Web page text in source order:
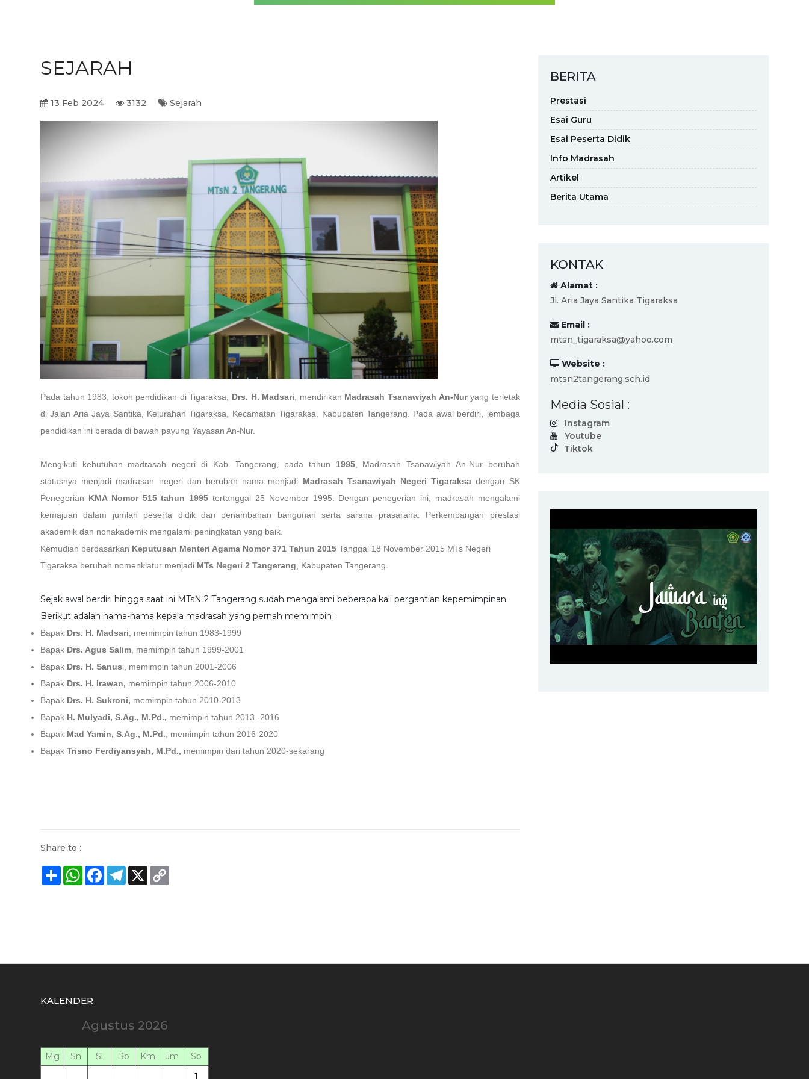
SEJARAH
13 Feb 2024 3132 Sejarah
Pada tahun 1983, tokoh pendidikan di Tigaraksa, Drs. H. Madsari , mendirikan Madrasah Tsanawiyah An-Nuryang terletak
di Jalan Aria Jaya Santika, Kelurahan Tigaraksa, Kecamatan Tigaraksa, Kabupaten Tangerang. Pada awal berdiri, lembaga
pendidikan ini berada di bawah payung Yayasan An-Nur.
Mengikuti kebutuhan madrasah negeri di Kab. Tangerang, pada tahun 1995, Madrasah Tsanawiyah An-Nur berubah
statusnya menjadi madrasah negeri dan berubah nama menjadi Madrasah Tsanawiyah Negeri Tigaraksa dengan SK
Penegerian KMA Nomor 515 tahun 1995 tertanggal 25 November 1995. Dengan penegerian ini, madrasah mengalami
kemajuan dalam jumlah peserta didik dan penambahan bangunan serta sarana prasarana. Perkembangan prestasi
akademik dan nonakademik mengalami peningkatan yang baik.
Kemudian berdasarkan Keputusan Menteri Agama Nomor 371 Tahun 2015 Tanggal 18 November 2015 MTs Negeri
Tigaraksa berubah nomenklatur menjadi MTs Negeri 2 Tangerang , Kabupaten Tangerang.
Sejak awal berdiri hingga saat ini MTsN 2 Tangerang sudah mengalami beberapa kali pergantian kepemimpinan.
Berikut adalah nama-nama kepala madrasah yang pernah memimpin :
Bapak Drs. H. Madsari , memimpin tahun 1983-1999
Bapak Drs. Agus Salim , memimpin tahun 1999-2001
Bapak Drs. H. Sanusi, memimpin tahun 2001-2006
Bapak Drs. H. Irawan, memimpin tahun 2006-2010
Bapak Drs. H. Sukroni, memimpin tahun 2010-2013
Bapak H. Mulyadi, S.Ag., M.Pd., memimpin tahun 2013 -2016
Bapak Mad Yamin, S.Ag., M.Pd. , memimpin tahun 2016-2020
Bapak Trisno Ferdiyansyah, M.Pd., memimpin dari tahun 2020-sekarang
Share to :
ShareWhatsApp
FacebookTelegram
X
BERITA
Prestasi
Esai Guru
Esai Peserta Didik
Info Madrasah
Artikel
Berita Utama
KONTAK
Alamat :
Jl. Aria Jaya Santika Tigaraksa
Email :
mtsn_tigaraksa@yahoo.com
Website :
mtsn2tangerang.sch.id
Media Sosial :
Instagram
Youtube
Tiktok
KALENDER
Agustus 2026
Mg Sn Sl Rb Km Jm
Sb
1